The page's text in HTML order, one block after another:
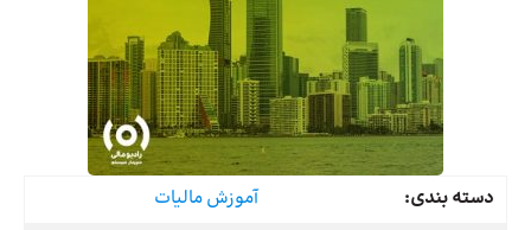
دسته بندی:
آموزش مالیات